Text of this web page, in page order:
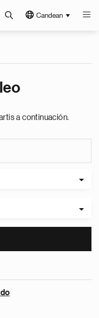
Candean
a continuación.